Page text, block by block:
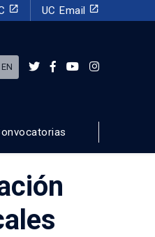
launch UC Email launch
ES EN